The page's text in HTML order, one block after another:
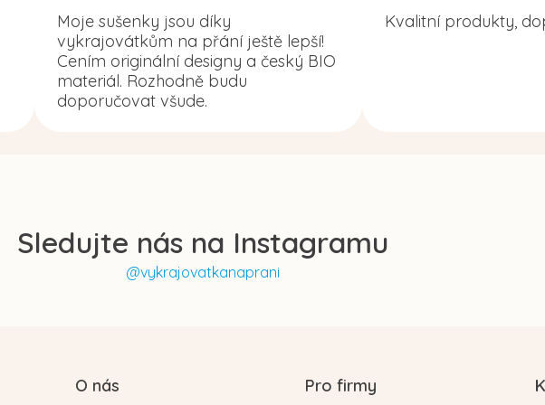
Moje sušenky jsou díky
vykrajovátkům na přání ještě lepší!
Cením originální designy a český BIO
materiál. Rozhodně budu
doporučovat všude.
Kvalitní produkty,
Sledujte nás na Instagramu
@vykrajovatkanaprani
O nás Pro firmy